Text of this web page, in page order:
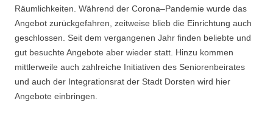
Räumlichkeiten. Während der Corona–Pandemie wurde das
Angebot zurückgefahren, zeitweise blieb die Einrichtung auch
geschlossen. Seit dem vergangenen Jahr finden beliebte und
gut besuchte Angebote aber wieder statt. Hinzu kommen
mittlerweile auch zahlreiche Initiativen des Seniorenbeirates
und auch der Integrationsrat der Stadt Dorsten wird hier
Angebote einbringen.